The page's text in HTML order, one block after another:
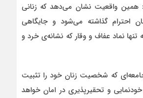
همین واقعیت نشان می‌دهد که زنانی
احترام گذاشته می‌شود و جایگاهی
تنها نماد عفاف و وقار که نشانه‌ی خرد و
که شخصیت زنان خود را تثبیت
و تحقیرپذیری در امان خواهد